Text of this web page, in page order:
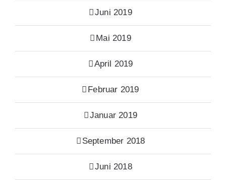
Juni 2019
Mai 2019
April 2019
Februar 2019
Januar 2019
September 2018
Juni 2018